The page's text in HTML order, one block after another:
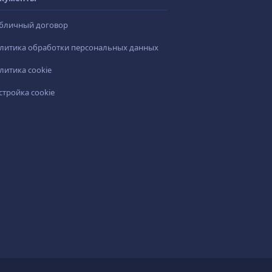
договор
обработки персональных данных
cookie
cookie